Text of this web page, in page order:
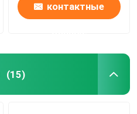
контактные
(15)